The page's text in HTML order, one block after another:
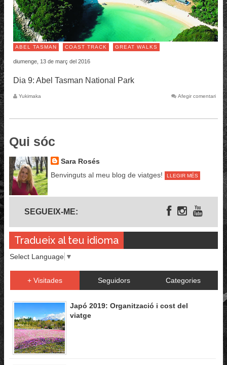
ABEL TASMAN COAST TRACK GREAT WALKS
diumenge, 13 de març del 2016
Dia 9: Abel Tasman National Park
Yukimaka Afegir comentari
Qui sóc
Sara Rosés
Benvinguts al meu blog de viatges!
LLEGIR MÉS
SEGUEIX-ME:
Tradueix al teu idioma
Select Language ▼
+ Visitades Seguidors Categories
Japó 2019: Organització i cost del
viatge